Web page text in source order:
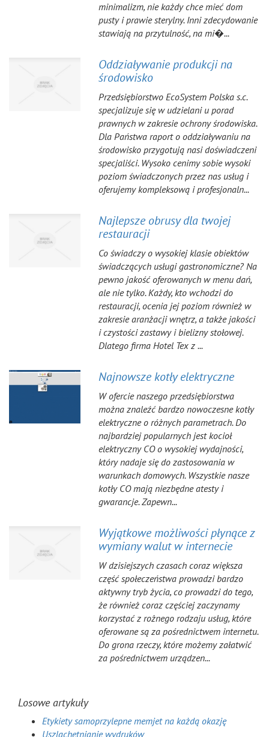
minimalizm, nie każdy chce mieć dom
pusty i prawie sterylny. Inni zdecydowanie
stawiają na przytulność, na mi�...
Oddziaływanie produkcji na
środowisko
Przedsiębiorstwo EcoSystem Polska s.c.
specjalizuje się w udzielani u porad
prawnych w zakresie ochrony środowiska.
Dla Państwa raport o oddziaływaniu na
środowisko przygotują nasi doświadczeni
specjaliści. Wysoko cenimy sobie wysoki
poziom świadczonych przez nas usług i
oferujemy kompleksową i profesjonaln...
Najlepsze obrusy dla twojej
restauracji
Co świadczy o wysokiej klasie obiektów
świadczących usługi gastronomiczne? Na
pewno jakość oferowanych w menu dań,
ale nie tylko. Każdy, kto wchodzi do
restauracji, ocenia jej poziom również w
zakresie aranżacji wnętrz, a także jakości
i czystości zastawy i bielizny stołowej.
Dlatego firma Hotel Tex z ...
Najnowsze kotły elektryczne
W ofercie naszego przedsiębiorstwa
można znaleźć bardzo nowoczesne kotły
elektryczne o różnych parametrach. Do
najbardziej popularnych jest kocioł
elektryczny CO o wysokiej wydajności,
który nadaje się do zastosowania w
warunkach domowych. Wszystkie nasze
kotły CO mają niezbędne atesty i
gwarancje. Zapewn...
Wyjątkowe możliwości płynące z
wymiany walut w internecie
W dzisiejszych czasach coraz większa
część społeczeństwa prowadzi bardzo
aktywny tryb życia, co prowadzi do tego,
że również coraz częściej zaczynamy
korzystać z rożnego rodzaju usług, które
oferowane są za pośrednictwem internetu.
Do grona rzeczy, które możemy załatwić
za pośrednictwem urządzen...
Losowe artykuły
Etykiety samoprzylepne memjet na każdą okazję
Uszlachetnianie wydruków